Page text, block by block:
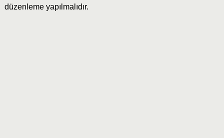
düzenleme yapılmalıdır.